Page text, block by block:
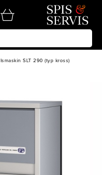
Ismaskin SLT 290 (typ kross)